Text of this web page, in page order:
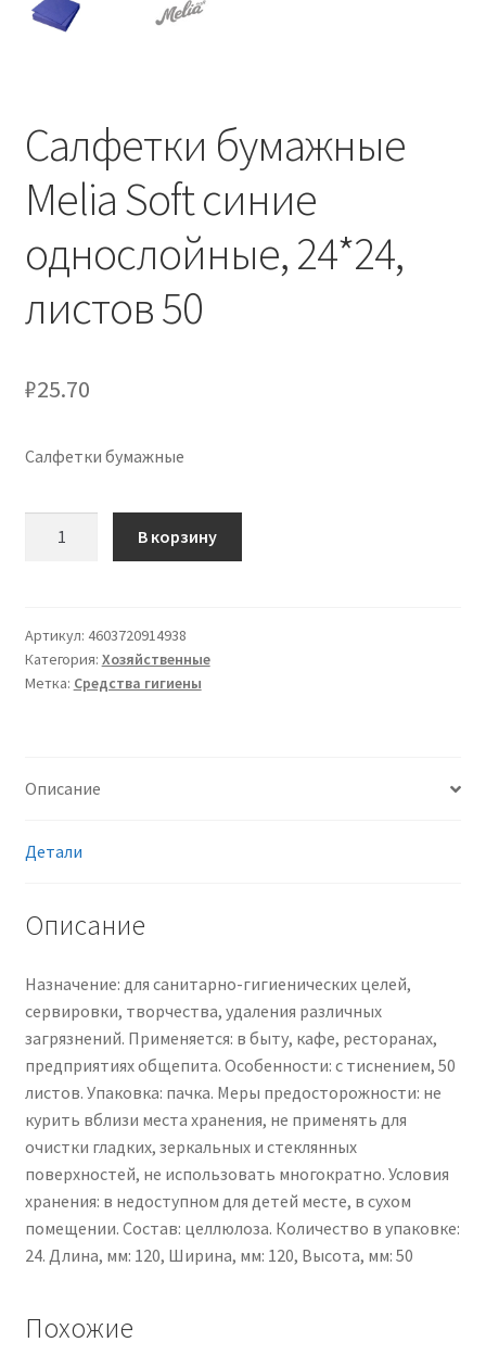
Салфетки бумажные
Melia Soft синие
однослойные, 24*24,
листов 50
₽25.70
Салфетки бумажные
Melia
Soft
синие
50
В корзину
Артикул: 4603720914938
Категория: Хозяйственные
Метка: Средства гигиены
Описание
Детали
Описание
Назначение: для санитарно-гигиенических целей,
сервировки, творчества, удаления различных
загрязнений. Применяется: в быту, кафе, ресторанах,
предприятиях общепита. Особенности: с тиснением, 50
листов. Упаковка: пачка. Меры предосторожности: не
курить вблизи места хранения, не применять для
очистки гладких, зеркальных и стеклянных
поверхностей, не использовать многократно. Условия
хранения: в недоступном для детей месте, в сухом
помещении. Состав: целлюлоза. Количество в упаковке:
24. Длина, мм: 120, Ширина, мм: 120, Высота, мм: 50
Похожие